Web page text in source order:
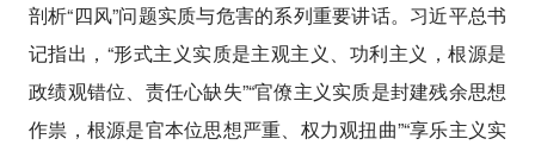
剖析“四风”问题实质与危害的系列重要讲话。习近平总书
记指出，“形式主义实质是主观主义、功利主义，根源是
政绩观错位、责任心缺失”“官僚主义实质是封建残余思想
作祟，根源是官本位思想严重、权力观扭曲”“享乐主义实